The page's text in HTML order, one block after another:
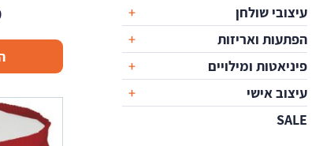
עיצובי שולחן
הפתעות ואריזות
פיניאטות ומילויים
עיצוב אישי
SALE